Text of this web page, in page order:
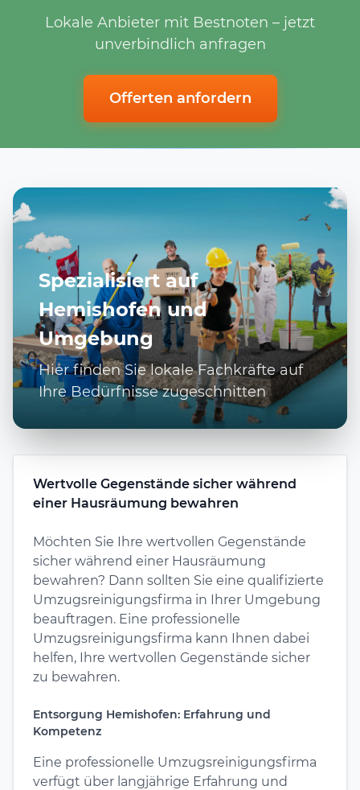
Lokale Anbieter mit Bestnoten – jetzt
unverbindlich anfragen
Offerten anfordern
Spezialisiert auf
Hemishofen und
Umgebung
Hier finden Sie lokale Fachkräfte auf
Ihre Bedürfnisse zugeschnitten
Wertvolle Gegenstände sicher während
einer Hausräumung bewahren
Möchten Sie Ihre wertvollen Gegenstände
sicher während einer Hausräumung
bewahren? Dann sollten Sie eine qualifizierte
Umzugsreinigungsfirma in Ihrer Umgebung
beauftragen. Eine professionelle
Umzugsreinigungsfirma kann Ihnen dabei
helfen, Ihre wertvollen Gegenstände sicher
zu bewahren.
Entsorgung Hemishofen: Erfahrung und
Kompetenz
Eine professionelle Umzugsreinigungsfirma
verfügt über langjährige Erfahrung und